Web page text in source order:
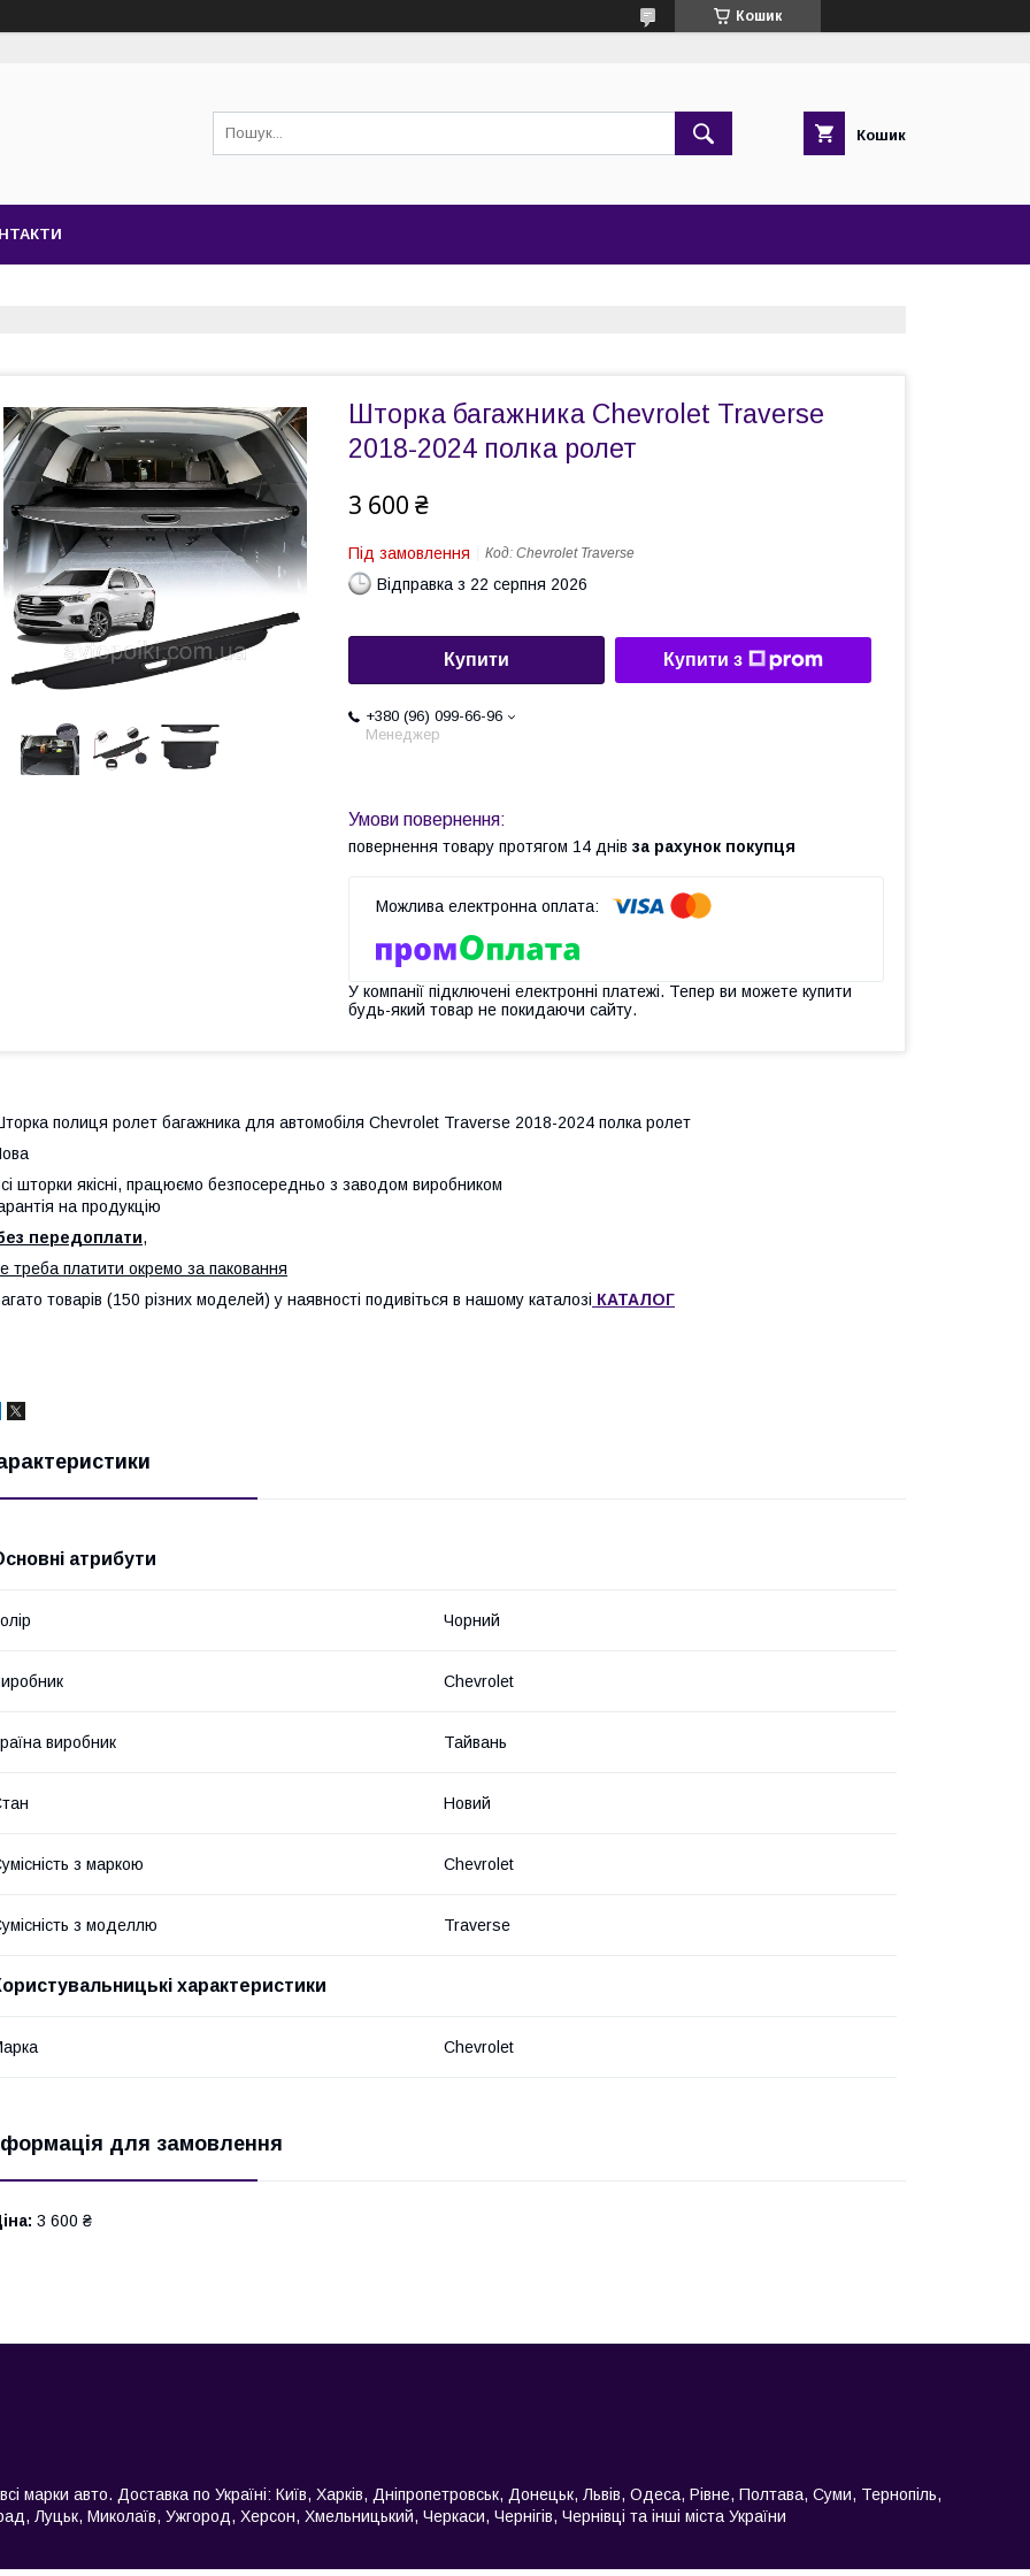
Кошик
Кошик
Шторка багажника Chevrolet Traverse
2018-2024 полка ролет
3 600 ₴
Під замовлення Код: Chevrolet Traverse
Відправка з 22 серпня 2026
Купити Купити з
+380 (96) 099-66-96
Менеджер
повернення товару протягом 14 днів за рахунок покупця
У компанії підключені електронні платежі. Тепер ви можете купити
будь-який товар не покидаючи сайту.
полиця ролет багажника для автомобіля Chevrolet Traverse 2018-2024 полка ролет
шторки якісні, працюємо безпосередньо з заводом виробником
на продукцію
передоплати,
треба платити окремо за паковання
товарів (150 різних моделей) у наявності подивіться в нашому каталозі КАТАЛОГ
атрибути
Чорний
Chevrolet
виробник Тайвань
Новий
з маркою Chevrolet
з моделлю Traverse
характеристики
Chevrolet
для замовлення
3 600 ₴
марки авто. Доставка по Україні: Київ, Харків, Дніпропетровськ, Донецьк, Львів, Одеса, Рівне, Полтава, Суми, Тернопіль,
Луцьк, Миколаїв, Ужгород, Херсон, Хмельницький, Черкаси, Чернігів, Чернівці та інші міста України